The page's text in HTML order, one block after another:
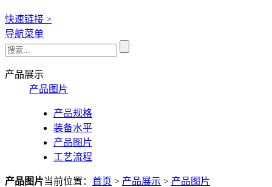
快速链接 >
导航菜单
产品展示
产品图片
产品规格
装备水平
产品图片
工艺流程
产品图片当前位置： 首页 > 产品展示 > 产品图片